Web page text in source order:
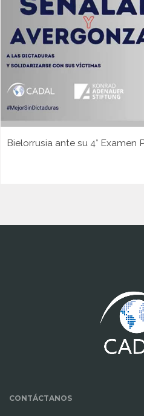
Bielorrusia ante su 4° Examen
CONTÁCTANOS